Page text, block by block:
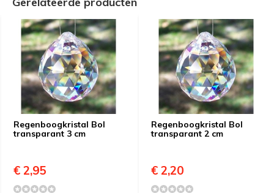
Regenboogkristal Bol
transparant 3 cm
€ 2,95
Regenboogkristal Bol
transparant 2 cm
€ 2,20